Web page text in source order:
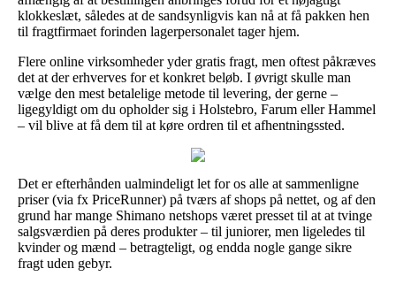
klokkeslæt, således at de sandsynligvis kan nå at få pakken hen
til fragtfirmaet forinden lagerpersonalet tager hjem.
Flere online virksomheder yder gratis fragt, men oftest påkræves
det at der erhverves for et konkret beløb. I øvrigt skulle man
vælge den mest betalelige metode til levering, der gerne –
ligegyldigt om du opholder sig i Holstebro, Farum eller Hammel
– vil blive at få dem til at køre ordren til et afhentningssted.
Det er efterhånden ualmindeligt let for os alle at sammenligne
priser (via fx PriceRunner) på tværs af shops på nettet, og af den
grund har mange Shimano netshops været presset til at at tvinge
salgsværdien på deres produkter – til juniorer, men ligeledes til
kvinder og mænd – betragteligt, og endda nogle gange sikre
fragt uden gebyr.